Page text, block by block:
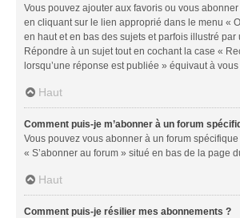
Vous pouvez ajouter aux favoris ou vous
en cliquant sur le lien approprié dans le menu «
en haut et en bas des sujets et parfois illustré par
Répondre à un sujet tout en cochant la case «
lorsqu’une réponse est publiée » équivaut à
Haut
Comment puis-je m’abonner à un forum
Vous pouvez vous abonner à un forum
« S’abonner au forum » situé en bas de la page
Haut
Comment puis-je résilier mes abonnements ?